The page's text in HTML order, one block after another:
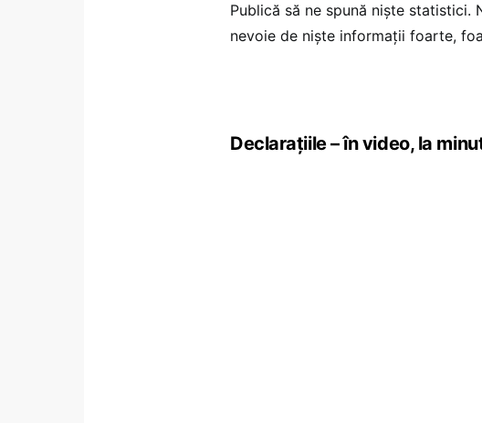
Publică să ne spună niște statistici.
nevoie de niște informații foarte,
Declarațiile – în video, la